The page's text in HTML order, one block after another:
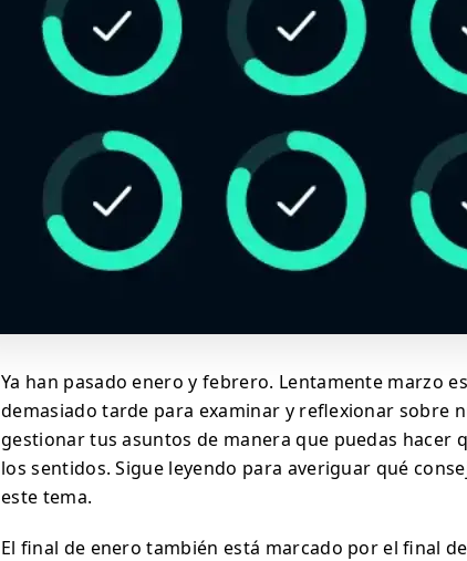
Ya han pasado enero y febrero. Lentamente marzo
demasiado tarde para examinar y reflexionar sobre
gestionar tus asuntos de manera que puedas hacer
los sentidos. Sigue leyendo para averiguar qué
este tema.
El final de enero también está marcado por el final